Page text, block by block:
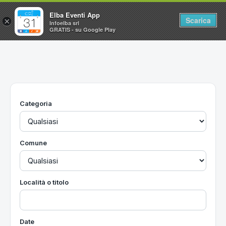
Home
Utilità
Categoria
Comune
Località o titolo
Date
×
Elba Eventi App
Infoelba srl
GRATIS - su Google Play
Scarica